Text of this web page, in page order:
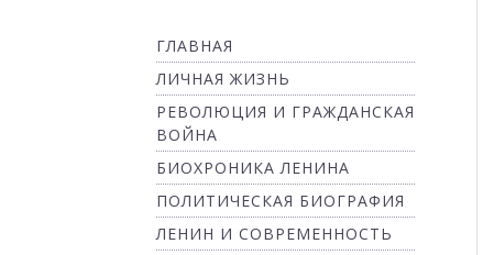
ГЛАВНАЯ
ЛИЧНАЯ ЖИЗНЬ
РЕВОЛЮЦИЯ И ГРАЖДАНСКАЯ
ВОЙНА
БИОХРОНИКА ЛЕНИНА
ПОЛИТИЧЕСКАЯ БИОГРАФИЯ
ЛЕНИН И СОВРЕМЕННОСТЬ